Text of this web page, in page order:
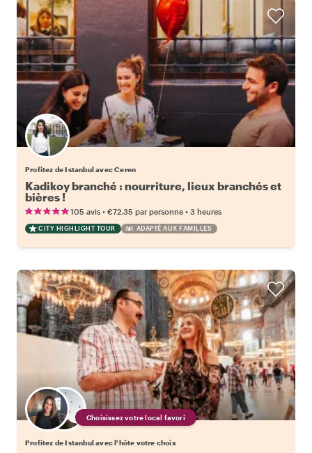
Profitez de Istanbul avec Ceren
Kadikoy branché : nourriture, lieux branchés et
bières !
105 avis • €72.35 par personne • 3 heures
CITY HIGHLIGHT TOUR ADAPTÉ AUX FAMILLES
Choisissez votre local favori
Profitez de Istanbul avec l'hôte votre choix